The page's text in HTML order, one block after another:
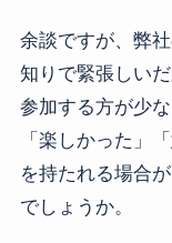
余談ですが、弊
知りで緊張しい
参加する方が少
「楽しかった」
を持たれる場合
でしょうか。